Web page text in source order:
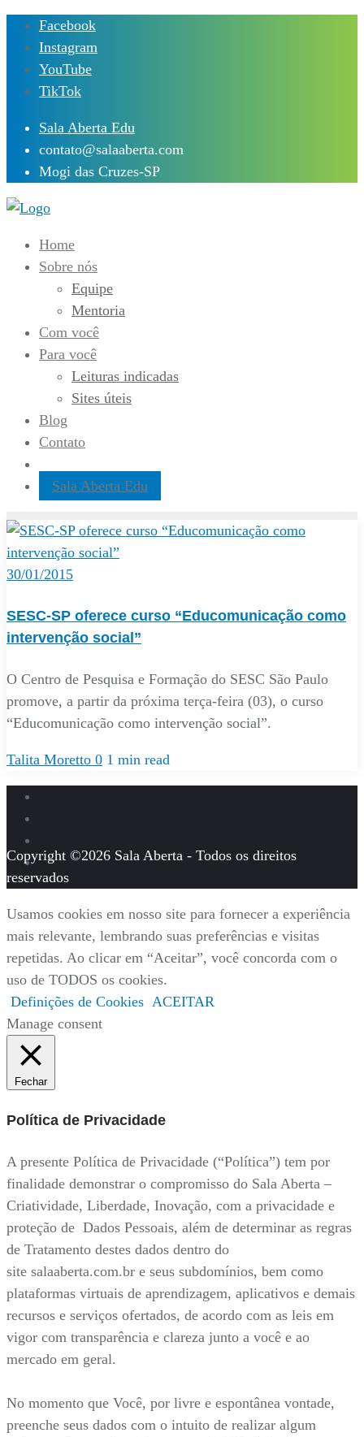
Skip
content
Facebook
Instagram
YouTube
TikTok
Sala Aberta Edu
contato@salaaberta.com
Mogi das Cruzes-SP
Home
Sobre nós
Equipe
Mentoria
Com você
Para você
Leituras indicadas
Sites úteis
Blog
Contato
Sala Aberta Edu
30/01/2015
SESC-SP oferece curso “Educomunicação como
intervenção social”
O Centro de Pesquisa e Formação do SESC São Paulo
promove, a partir da próxima terça-feira (03), o curso
“Educomunicação como intervenção social”.
Talita Moretto 0 1 min read
Copyright ©2026 Sala Aberta - Todos os direitos
reservados
Usamos cookies em nosso site para fornecer a experiência
mais relevante, lembrando suas preferências e visitas
repetidas. Ao clicar em “Aceitar”, você concorda com o
uso de TODOS os cookies.
Definições de Cookies ACEITAR
Manage consent
Fechar
Política de Privacidade
A presente Política de Privacidade (“Política”) tem por
finalidade demonstrar o compromisso do Sala Aberta –
Criatividade, Liberdade, Inovação, com a privacidade e
proteção de Dados Pessoais, além de determinar as regras
de Tratamento destes dados dentro do
site salaaberta.com.br e seus subdomínios, bem como
plataformas virtuais de aprendizagem, aplicativos e demais
recursos e serviços ofertados, de acordo com as leis em
vigor com transparência e clareza junto a você e ao
mercado em geral.
No momento que Você, por livre e espontânea vontade,
preenche seus dados com o intuito de realizar algum